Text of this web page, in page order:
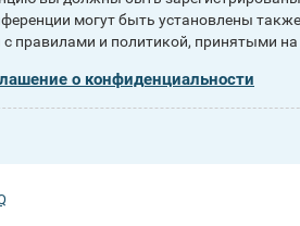
могут быть установлены
с правилами и политикой, принятыми
о конфиденциальности